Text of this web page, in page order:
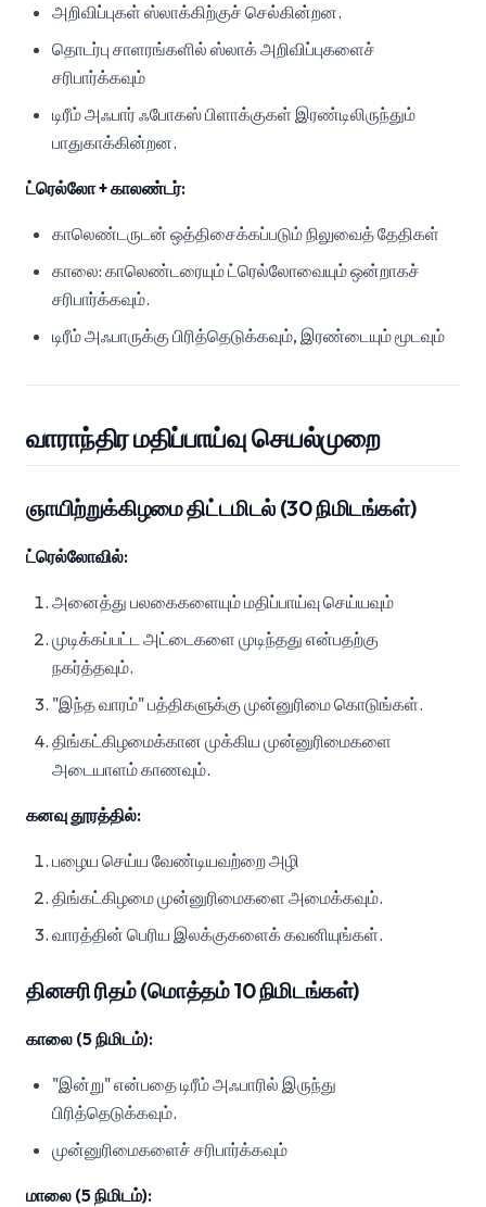
அறிவிப்புகள் ஸ்லாக்கிற்குச் செல்கின்றன.
தொடர்பு சாளரங்களில் ஸ்லாக் அறிவிப்புகளைச்
சரிபார்க்கவும்
டிரீம் அஃபார் ஃபோகஸ் பிளாக்குகள் இரண்டிலிருந்தும்
பாதுகாக்கின்றன.
ட்ரெல்லோ + காலண்டர்:
காலெண்டருடன் ஒத்திசைக்கப்படும் நிலுவைத் தேதிகள்
காலை: காலெண்டரையும் ட்ரெல்லோவையும் ஒன்றாகச்
சரிபார்க்கவும்.
டிரீம் அஃபாருக்கு பிரித்தெடுக்கவும், இரண்டையும் மூடவும்
வாராந்திர மதிப்பாய்வு செயல்முறை
ஞாயிற்றுக்கிழமை திட்டமிடல் (30 நிமிடங்கள்)
ட்ரெல்லோவில்:
அனைத்து பலகைகளையும் மதிப்பாய்வு செய்யவும்
முடிக்கப்பட்ட அட்டைகளை முடிந்தது என்பதற்கு
நகர்த்தவும்.
"இந்த வாரம்" பத்திகளுக்கு முன்னுரிமை கொடுங்கள்.
திங்கட்கிழமைக்கான முக்கிய முன்னுரிமைகளை
அடையாளம் காணவும்.
கனவு தூரத்தில்:
பழைய செய்ய வேண்டியவற்றை அழி
திங்கட்கிழமை முன்னுரிமைகளை அமைக்கவும்.
வாரத்தின் பெரிய இலக்குகளைக் கவனியுங்கள்.
தினசரி ரிதம் (மொத்தம் 10 நிமிடங்கள்)
காலை (5 நிமிடம்):
"இன்று" என்பதை டிரீம் அஃபாரில் இருந்து
பிரித்தெடுக்கவும்.
முன்னுரிமைகளைச் சரிபார்க்கவும்
மாலை (5 நிமிடம்):